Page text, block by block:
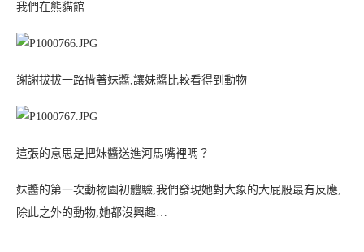
我們在熊貓館
謝謝拔拔一路揹著妹醬,讓妹醬比較看得到動物
這張的意思是把妹醬送進河馬嘴裡嗎？
妹醬的第一次動物園初體驗,我們發現她對大象的大屁股最有反應,
除此之外的動物,她都沒興趣…